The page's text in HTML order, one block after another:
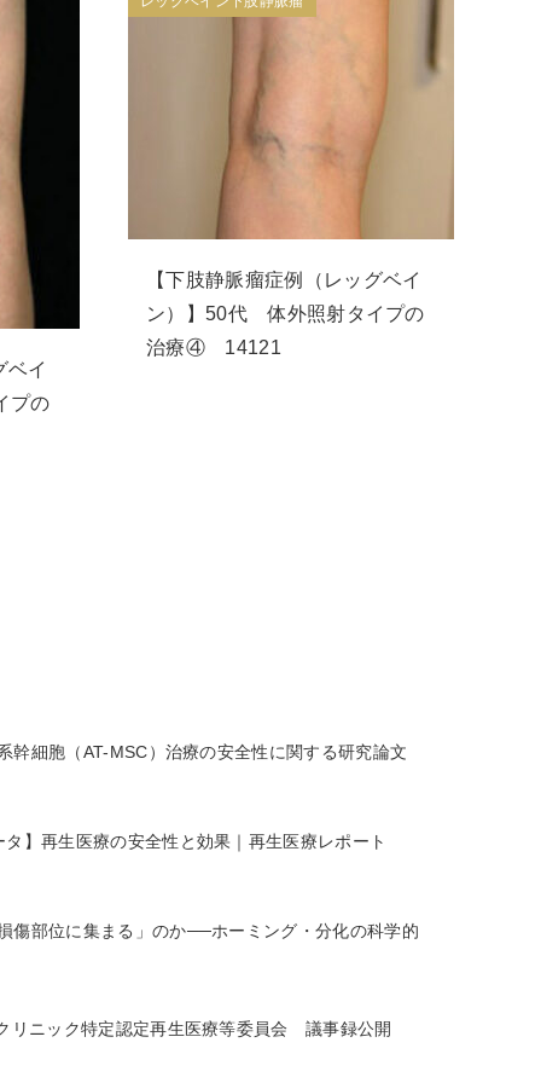
ベイ
プの
【下肢静脈瘤症例（レッグベイ
ン）】50代 体外照射タイプの
治療④ 14121
幹細胞（AT-MSC）治療の安全性に関する研究論文
】再生医療の安全性と効果｜再生医療レポート
傷部位に集まる」のか──ホーミング・分化の科学的
リニック特定認定再生医療等委員会 議事録公開